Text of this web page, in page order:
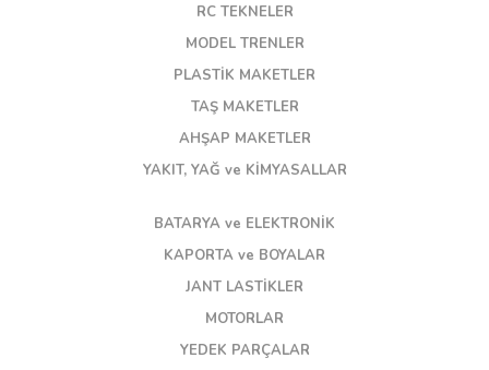
RC TEKNELER
MODEL TRENLER
PLASTİK MAKETLER
TAŞ MAKETLER
AHŞAP MAKETLER
YAKIT, YAĞ ve KİMYASALLAR
BATARYA ve ELEKTRONİK
KAPORTA ve BOYALAR
JANT LASTİKLER
MOTORLAR
YEDEK PARÇALAR